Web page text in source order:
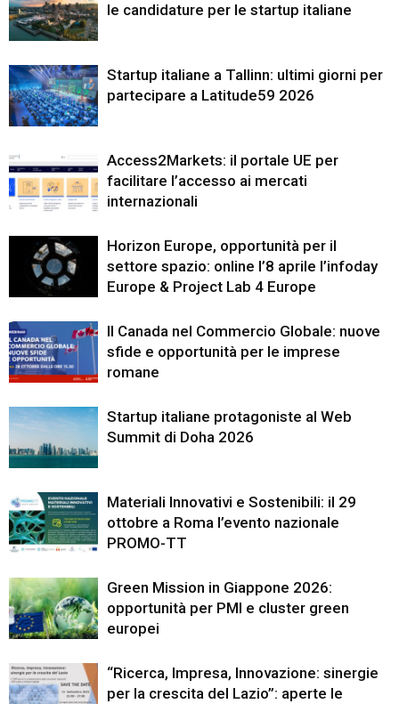
le candidature per le startup italiane
Startup italiane a Tallinn: ultimi giorni per
partecipare a Latitude59 2026
Access2Markets: il portale UE per
facilitare l’accesso ai mercati
internazionali
Horizon Europe, opportunità per il
settore spazio: online l’8 aprile l’infoday
Europe & Project Lab 4 Europe
Il Canada nel Commercio Globale: nuove
sfide e opportunità per le imprese
romane
Startup italiane protagoniste al Web
Summit di Doha 2026
Materiali Innovativi e Sostenibili: il 29
ottobre a Roma l’evento nazionale
PROMO-TT
Green Mission in Giappone 2026:
opportunità per PMI e cluster green
europei
“Ricerca, Impresa, Innovazione: sinergie
per la crescita del Lazio”: aperte le